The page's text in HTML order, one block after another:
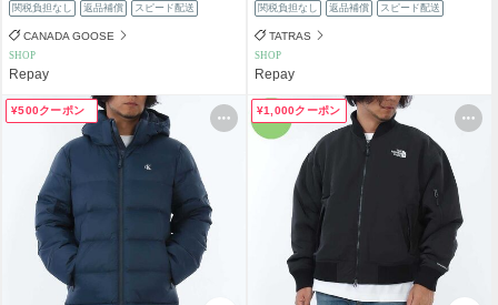
関税負担なし 返品補償 スピード配送
CANADA GOOSE
SHOP
Repay
関税負担なし 返品補償 スピード配送
TATRAS
SHOP
Repay
¥500クーポン ¥1,000クーポン